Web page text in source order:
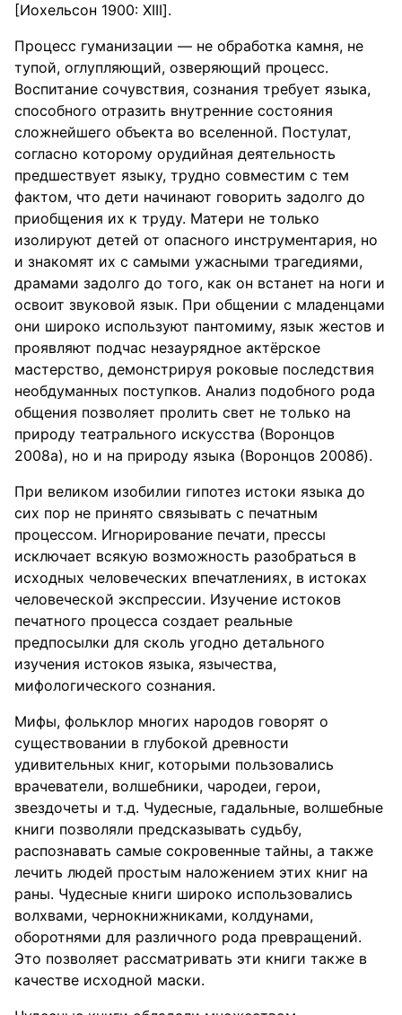
[Иохельсон 1900: XIII].
Процесс гуманизации — не обработка камня, не
тупой, оглупляющий, озверяющий процесс.
Воспитание сочувствия, сознания требует языка,
способного отразить внутренние состояния
сложнейшего объекта во вселенной. Постулат,
согласно которому орудийная деятельность
предшествует языку, трудно совместим с тем
фактом, что дети начинают говорить задолго до
приобщения их к труду. Матери не только
изолируют детей от опасного инструментария, но
и знакомят их с самыми ужасными трагедиями,
драмами задолго до того, как он встанет на ноги и
освоит звуковой язык. При общении с младенцами
они широко используют пантомиму, язык жестов и
проявляют подчас незаурядное актёрское
мастерство, демонстрируя роковые последствия
необдуманных поступков. Анализ подобного рода
общения позволяет пролить свет не только на
природу театрального искусства (Воронцов
2008а), но и на природу языка (Воронцов 2008б).
При великом изобилии гипотез истоки языка до
сих пор не принято связывать с печатным
процессом. Игнорирование печати, прессы
исключает всякую возможность разобраться в
исходных человеческих впечатлениях, в истоках
человеческой экспрессии. Изучение истоков
печатного процесса создает реальные
предпосылки для сколь угодно детального
изучения истоков языка, язычества,
мифологического сознания.
Мифы, фольклор многих народов говорят о
существовании в глубокой древности
удивительных книг, которыми пользовались
врачеватели, волшебники, чародеи, герои,
звездочеты и т.д. Чудесные, гадальные, волшебные
книги позволяли предсказывать судьбу,
распознавать самые сокровенные тайны, а также
лечить людей простым наложением этих книг на
раны. Чудесные книги широко использовались
волхвами, чернокнижниками, колдунами,
оборотнями для различного рода превращений.
Это позволяет рассматривать эти книги также в
качестве исходной маски.